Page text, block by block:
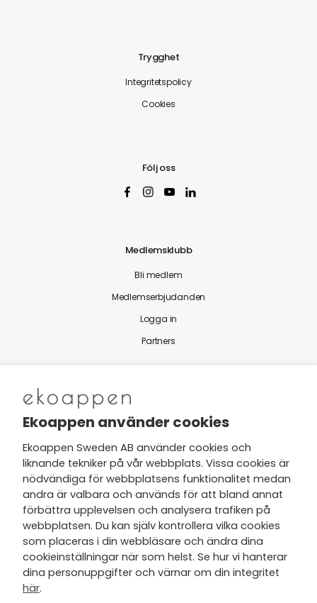
Trygghet
Integritetspolicy
Cookies
Följ oss
Medlemsklubb
Bli medlem
Medlemserbjudanden
Logga in
Partners
Nytt från Ekoappen
Jag har tagit del av Ekoappens
personuppgifts- och
integritetspolicyoch tar gärna del
av nyheter, hälsotips och exklusiva
erbjudanden via min e-post.
Ekoappen använder cookies
Ekoappen Sweden AB använder cookies och
liknande tekniker på vår webbplats. Vissa cookies är
nödvändiga för webbplatsens funktionalitet medan
andra är valbara och används för att bland annat
förbättra upplevelsen och analysera trafiken på
webbplatsen. Du kan själv kontrollera vilka cookies
som placeras i din webbläsare och ändra dina
cookieinställningar när som helst. Se hur vi hanterar
dina personuppgifter och värnar om din integritet
här.